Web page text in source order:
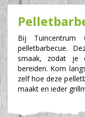
Bij Tuincentrum
pelletbarbecue.
smaak, zodat je
bereiden. Kom
zelf hoe deze
maakt en ieder